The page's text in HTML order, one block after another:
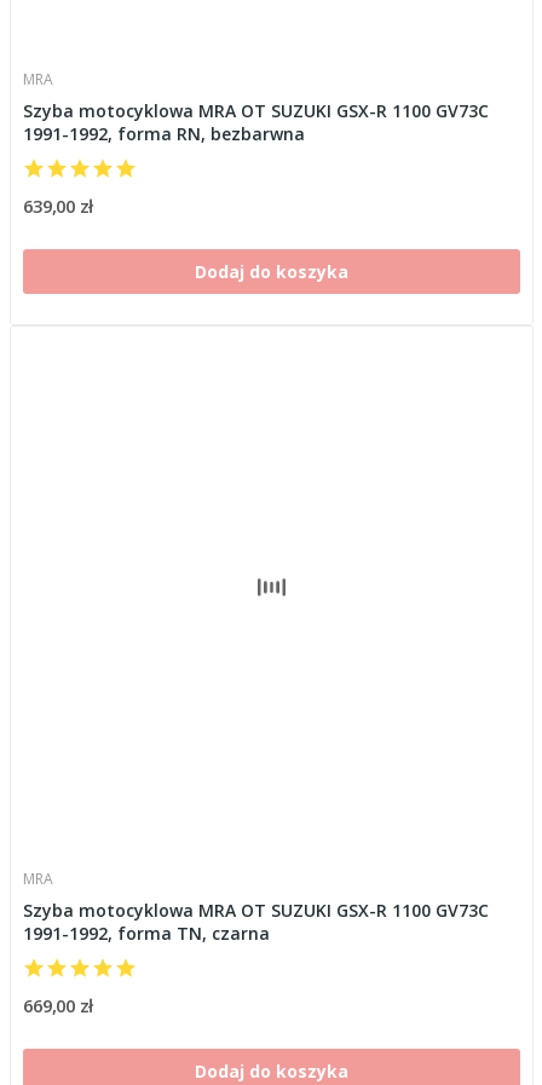
MRA
Szyba motocyklowa MRA OT SUZUKI GSX-R 1100 GV73C
1991-1992, forma RN, bezbarwna
639,00 zł
Dodaj do koszyka
MRA
Szyba motocyklowa MRA OT SUZUKI GSX-R 1100 GV73C
1991-1992, forma TN, czarna
669,00 zł
Dodaj do koszyka